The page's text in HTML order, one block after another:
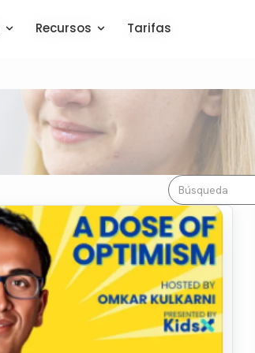
Recursos Tarifas
Recursos Tarifas